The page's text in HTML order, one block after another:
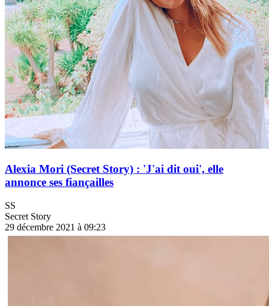
Alexia Mori (Secret Story) : 'J'ai dit oui', elle
annonce ses fiançailles
SS
Secret Story
29 décembre 2021 à 09:23